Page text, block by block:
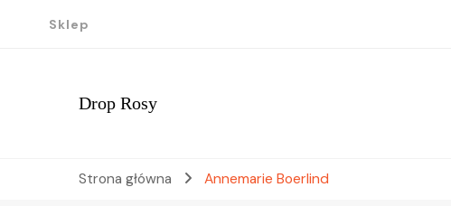
Sklep
Drop Rosy
Strona główna Annemarie Boerlind